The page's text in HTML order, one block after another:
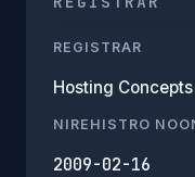
REGISTRAR
Hosting
NIREHISTRO
2009-02-16